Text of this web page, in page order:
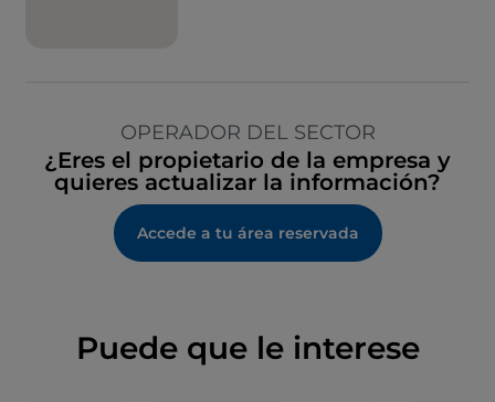
OPERADOR DEL SECTOR
¿Eres el propietario de la empresa y
quieres actualizar la información?
Accede a tu área reservada
Puede que le interese